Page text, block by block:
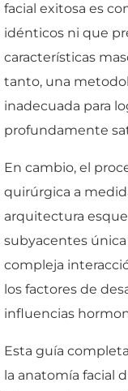
facial exitosa es
idénticos ni que
características
tanto, una
inadecuada para
profundamente
En cambio, el
quirúrgica a
arquitectura
subyacentes
compleja
los factores de
influencias
Esta guía
la anatomía facial